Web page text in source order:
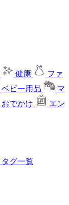
健康
ファ
ベビー用品
マ
おでかけ
エン
タグ一覧